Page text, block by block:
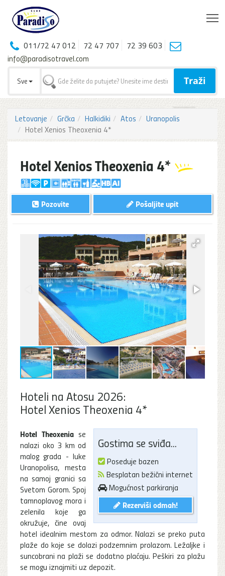
011/72 47 012 72 47 707
72 39 603
info@paradisotravel.com
Sve Traži
Letovanje Grčka Halkidiki Atos
Uranopolis
Hotel Xenios Theoxenia 4*
Hotel Xenios Theoxenia 4*
Pošaljite upit
Pozovite
Hoteli na Atosu 2026:
Hotel Xenios Theoxenia 4*
Gostima se sviđa...
Poseduje bazen
Besplatan bežični internet
Mogućnost parkiranja
Rezerviši odmah!
Hotel Theoxenia se
nalazi oko 3 km od
malog grada - luke
Uranopolisa, mesta
na samoj granici sa
Svetom Gorom. Spoj
tamnoplavog mora i
zelenila koje ga
okružuje, čine ovaj
hotel idealnim mestom za odmor. Nalazi se preko puta
plaže do koje se dolazi podzemnim prolazom. Ležaljke i
suncobrani na plaži se dodatno plaćaju. Peškiri za plažu
se mogu iznajmiti uz depozit.